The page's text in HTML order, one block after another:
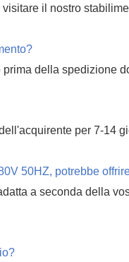
il nostro
della spedizione
per 7-14
50HZ, potrebbe
a seconda della